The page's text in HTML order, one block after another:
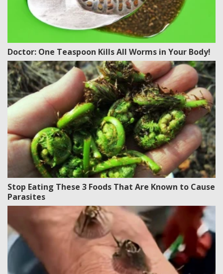
Doctor: One Teaspoon Kills All Worms in Your Body!
Stop Eating These 3 Foods That Are Known to Cause
Parasites